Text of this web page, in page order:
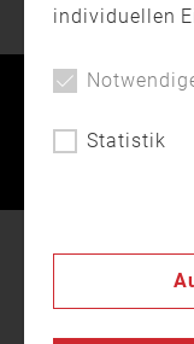
individuellen
sind. Weitere
Verarbeitung
finden Sie in
Statistik
den Einsatz